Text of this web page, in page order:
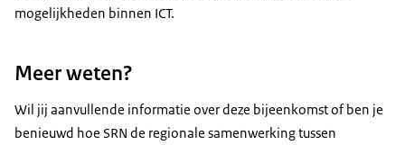
mogelijkheden binnen ICT.
Meer weten?
Wil jij aanvullende informatie over deze bijeenkomst of ben je
benieuwd hoe SRN de regionale samenwerking tussen